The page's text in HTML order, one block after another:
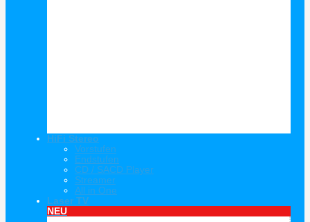
HiFi Stereo
Vorstufen
Endstufen
CD / SACD Player
Streamer
All in One
Laser TV
NEU